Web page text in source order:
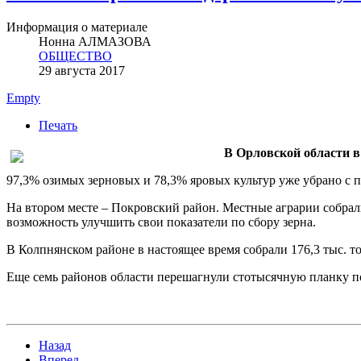
Информация о материале
Нонна АЛМАЗОВА
ОБЩЕСТВО
29 августа 2017
Empty
Печать
В Орловской области
97,3% озимых зерновых и 78,3% яровых культур уже убрано с
На втором месте – Покровский район. Местные аграрии
возможность улучшить свои показатели по сбору зерна.
В Колпнянском районе в настоящее время собрали 176,3 тыс.
Еще семь районов области перешагнули стотысячную планку
Назад